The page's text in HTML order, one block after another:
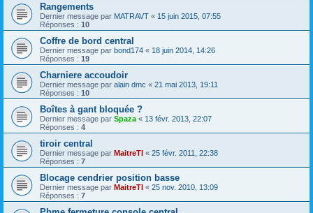
Rangements
Dernier message par MATRAVT « 15 juin 2015, 07:55
Réponses : 10
Coffre de bord central
Dernier message par bond174 « 18 juin 2014, 14:26
Réponses : 19
Charniere accoudoir
Dernier message par alain dmc « 21 mai 2013, 19:11
Réponses : 10
Boîtes à gant bloquée ?
Dernier message par Spaza « 13 févr. 2013, 22:07
Réponses : 4
tiroir central
Dernier message par MaitreTI « 25 févr. 2011, 22:38
Réponses : 7
Blocage cendrier position basse
Dernier message par MaitreTI « 25 nov. 2010, 13:09
Réponses : 7